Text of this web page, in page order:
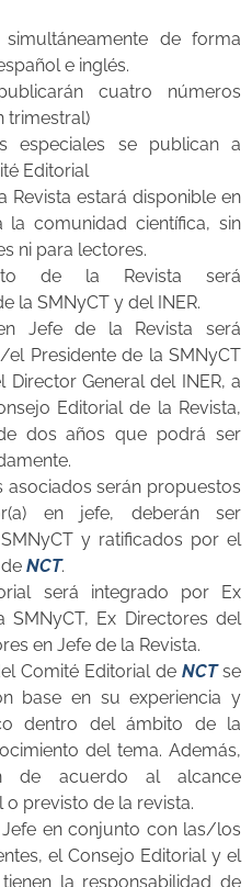
de forma
e inglés.
cuatro números
trimestral)
especiales se publican a
Editorial
Revista estará disponible en
la comunidad científica, sin
ni para lectores.
de la Revista será
la SMNyCT y del INER.
Jefe de la Revista será
Presidente de la SMNyCT
General del INER, a
Editorial de la Revista,
dos años que podrá ser
asociados serán propuestos
en jefe, deberán ser
y ratificados por el
NCT.
será integrado por Ex
SMNyCT, Ex Directores del
en Jefe de la Revista.
Comité Editorial de NCT se
base en su experiencia y
dentro del ámbito de la
del tema. Además,
de acuerdo al alcance
previsto de la revista.
en conjunto con las/los
el Consejo Editorial y el
la responsabilidad de